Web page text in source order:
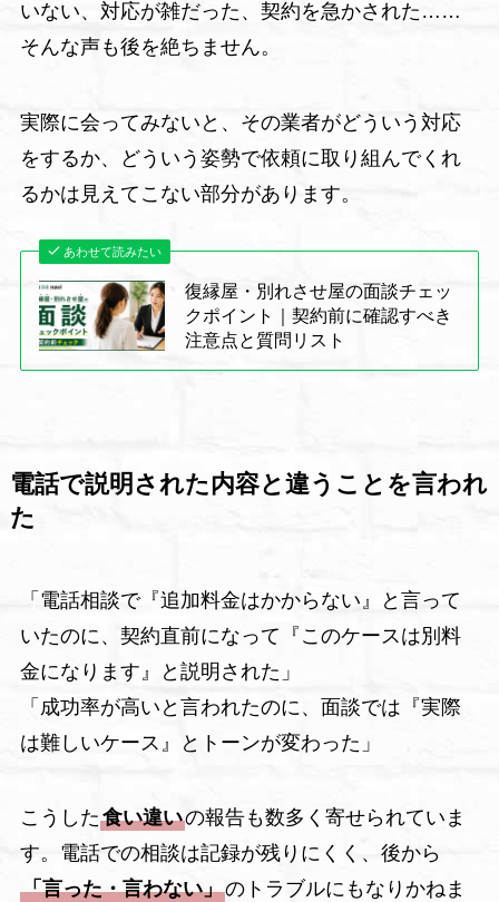
いない、対応が雑だった、契約を急かされた……
そんな声も後を絶ちません。
実際に会ってみないと、その業者がどういう対応
をするか、どういう姿勢で依頼に取り組んでくれ
るかは見えてこない部分があります。
あわせて読みたい
復縁屋・別れさせ屋の面談チェッ
クポイント｜契約前に確認すべき
注意点と質問リスト
電話で説明された内容と違うことを言われ
た
「電話相談で『追加料金はかからない』と言って
いたのに、契約直前になって『このケースは別料
金になります』と説明された」
「成功率が高いと言われたのに、面談では『実際
は難しいケース』とトーンが変わった」
こうした食い違いの報告も数多く寄せられていま
す。電話での相談は記録が残りにくく、後から
「言った・言わない」のトラブルにもなりかねま